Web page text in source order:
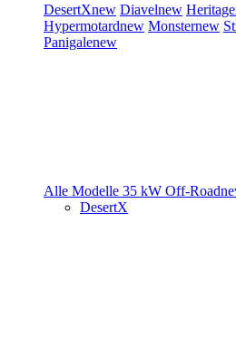
DesertXnew Diavelnew Heritage
Hypermotardnew Monsternew
Panigalenew
Alle Modelle 35 kW Off-Road
DesertX